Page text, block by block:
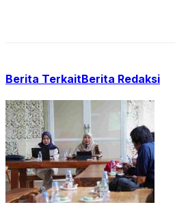
Berita TerkaitBerita Redaksi